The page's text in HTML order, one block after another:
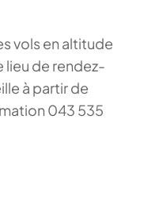
vols en altitude
lieu de rendez-
à partir de
043 535